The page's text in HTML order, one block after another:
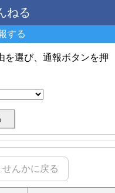
ねる
する
選び、通報ボタンを押
んかに戻る